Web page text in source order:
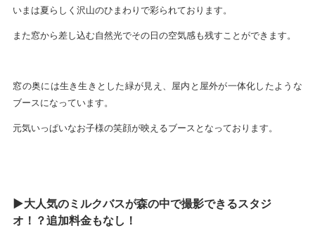
いまは夏らしく沢山のひまわりで彩られております。
また窓から差し込む自然光でその日の空気感も残すことができます。
窓の奥には生き生きとした緑が見え、屋内と屋外が一体化したような
ブースになっています。
元気いっぱいなお子様の笑顔が映えるブースとなっております。
▶大人気のミルクバスが森の中で撮影できるスタジ
オ！？追加料金もなし！